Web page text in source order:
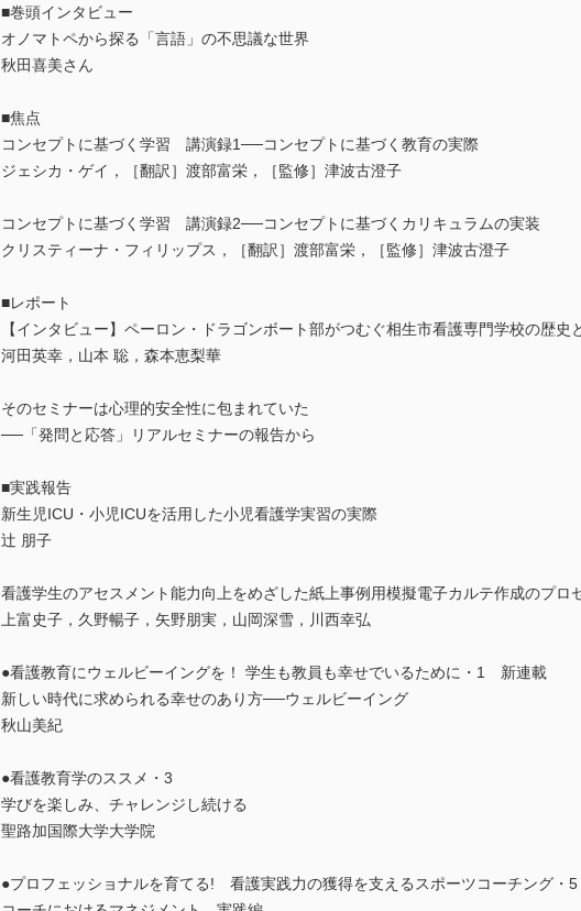
■巻頭インタビュー
オノマトペから探る「言語」の不思議な世界
秋田喜美さん
■焦点
コンセプトに基づく学習 講演録1──コンセプトに基づく教育の実際
ジェシカ・ゲイ，［翻訳］渡部富栄，［監修］津波古澄子
コンセプトに基づく学習 講演録2──コンセプトに基づくカリキュラムの実装
クリスティーナ・フィリップス，［翻訳］渡部富栄，［監修］津波古澄子
■レポート
【インタビュー】ペーロン・ドラゴンボート部がつむぐ相生市看護専門学校の歴史
河田英幸，山本 聡，森本恵梨華
そのセミナーは心理的安全性に包まれていた
──「発問と応答」リアルセミナーの報告から
■実践報告
新生児ICU・小児ICUを活用した小児看護学実習の実際
辻 朋子
看護学生のアセスメント能力向上をめざした紙上事例用模擬電子カルテ作成のプ
上富史子，久野暢子，矢野朋実，山岡深雪，川西幸弘
●看護教育にウェルビーイングを！ 学生も教員も幸せでいるために・1 新連載
新しい時代に求められる幸せのあり方──ウェルビーイング
秋山美紀
●看護教育学のススメ・3
学びを楽しみ、チャレンジし続ける
聖路加国際大学大学院
●プロフェッショナルを育てる! 看護実践力の獲得を支えるスポーツコーチング・5